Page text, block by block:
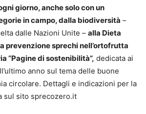
giorno, anche solo con un
in campo, dalla biodiversità –
dalle Nazioni Unite – alla Dieta
prevenzione sprechi nell’ortofrutta
“Pagine di sostenibilità”, dedicata ai
anno sul tema delle buone
circolare. Dettagli e indicazioni per la
sul sito sprecozero.it